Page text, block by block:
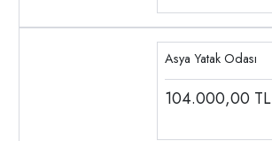
Asya Yatak Odası
104.000,00 TL